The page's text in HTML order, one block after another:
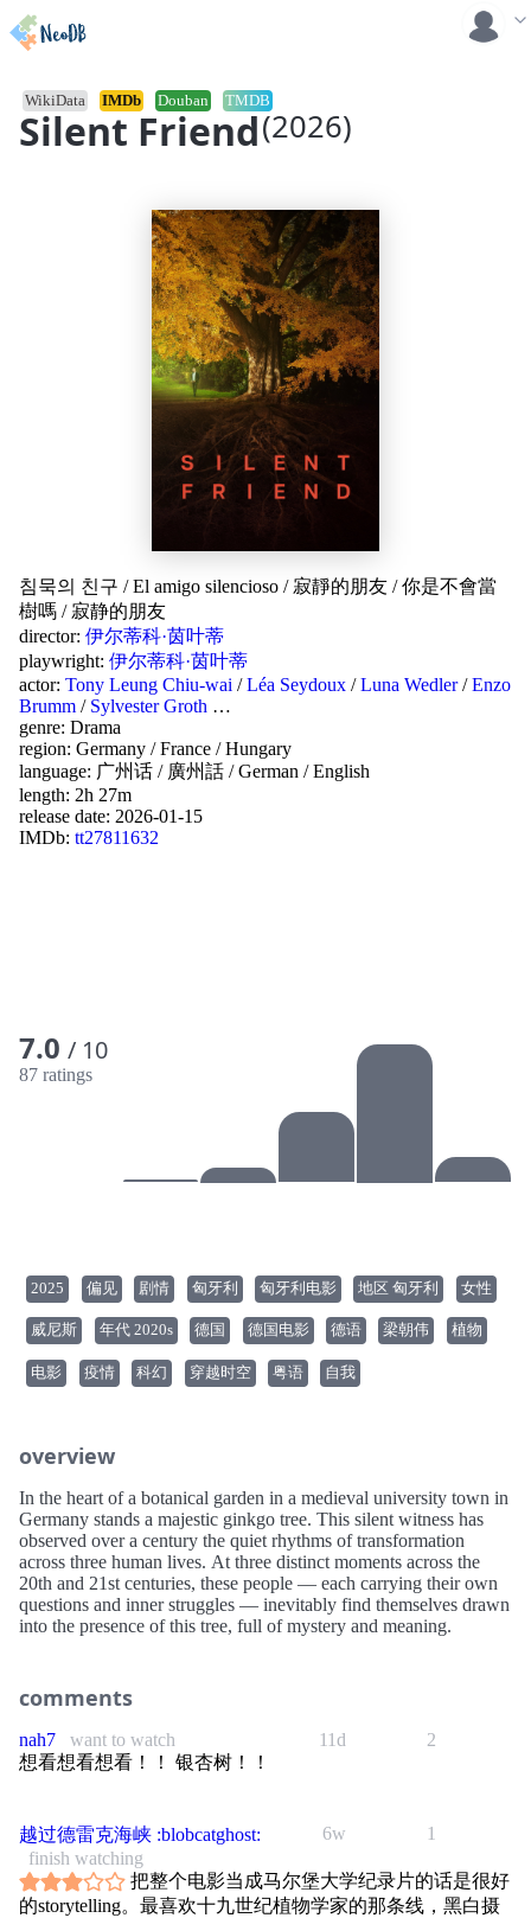
Silent Friend (2026)
WikiData IMDb Douban TMDB
침묵의 친구 /El amigo silencioso / 寂靜的朋友 /你是不會當
樹嗎 / 寂静的朋友
director: 伊尔蒂科·茵叶蒂
playwright: 伊尔蒂科·茵叶蒂
actor: Tony Leung Chiu-wai /Léa Seydoux /Luna Wedler/Enzo
Brumm / Sylvester Groth …
genre: Drama
region: Germany /France /Hungary
language: 广州话 / 廣州話 /German /English
length: 2h 27m
release date: 2026-01-15
IMDb: tt27811632
7.0 / 10
87 ratings
2025 偏见 剧情 匈牙利 匈牙利电影 地区 匈牙利 女性
威尼斯 年代 2020s 德国 德国电影 德语 梁朝伟 植物
电影 疫情 科幻 穿越时空 粤语 自我
overview
In the heart of a botanical garden in a medieval university town in
Germany stands a majestic ginkgo tree. This silent witness has
observed over a century the quiet rhythms of transformation
across three human lives. At three distinct moments across the
20th and 21st centuries, these people — each carrying their own
questions and inner struggles — inevitably find themselves drawn
into the presence of this tree, full of mystery and meaning.
comments
11d 2
nah7
want to watch
想看想看想看！！ 银杏树！！
6w 1
越过德雷克海峡 :blobcatghost:
finish watching
把整个电影当成马尔堡大学纪录片的话是很好
的storytelling。最喜欢十九世纪植物学家的那条线，黑白摄